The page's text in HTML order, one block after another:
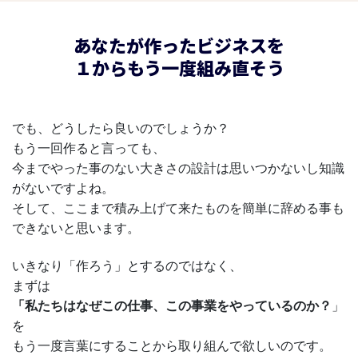
あなたが作ったビジネスを
１からもう一度組み直そう
でも、どうしたら良いのでしょうか？
もう一回作ると言っても、
今までやった事のない大きさの設計は思いつかないし知識
がないですよね。
そして、ここまで積み上げて来たものを簡単に辞める事も
できないと思います。
いきなり「作ろう」とするのではなく、
まずは
「私たちはなぜこの仕事、この事業をやっているのか？ 」
を
もう一度言葉にすることから取り組んで欲しいのです。